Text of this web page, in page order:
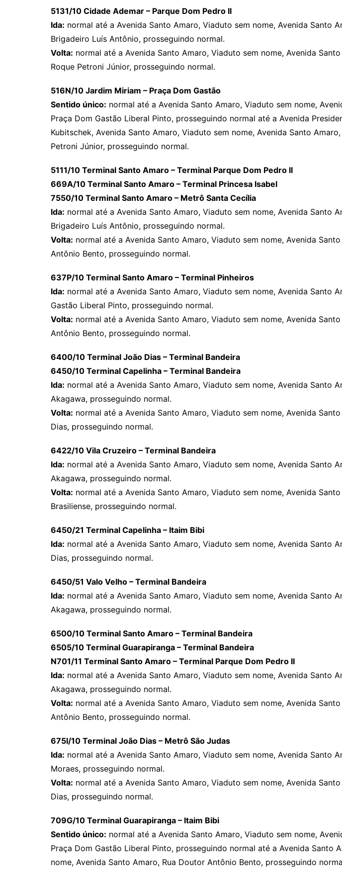
5131/10 Cidade Ademar – Parque Dom Pedro II
Ida: normal até a Avenida Santo Amaro, Viaduto sem nome, Avenida Santo
Brigadeiro Luís Antônio, prosseguindo normal.
Volta: normal até a Avenida Santo Amaro, Viaduto sem nome, Avenida
Roque Petroni Júnior, prosseguindo normal.
516N/10 Jardim Miriam – Praça Dom Gastão
Sentido único: normal até a Avenida Santo Amaro, Viaduto sem nome,
Praça Dom Gastão Liberal Pinto, prosseguindo normal até a Avenida
Kubitschek, Avenida Santo Amaro, Viaduto sem nome, Avenida Santo
Petroni Júnior, prosseguindo normal.
5111/10 Terminal Santo Amaro – Terminal Parque Dom Pedro II
669A/10 Terminal Santo Amaro – Terminal Princesa Isabel
7550/10 Terminal Santo Amaro – Metrô Santa Cecília
Ida: normal até a Avenida Santo Amaro, Viaduto sem nome, Avenida Santo
Brigadeiro Luís Antônio, prosseguindo normal.
Volta: normal até a Avenida Santo Amaro, Viaduto sem nome, Avenida
Antônio Bento, prosseguindo normal.
637P/10 Terminal Santo Amaro – Terminal Pinheiros
Ida: normal até a Avenida Santo Amaro, Viaduto sem nome, Avenida Santo
Gastão Liberal Pinto, prosseguindo normal.
Volta: normal até a Avenida Santo Amaro, Viaduto sem nome, Avenida
Antônio Bento, prosseguindo normal.
6400/10 Terminal João Dias – Terminal Bandeira
6450/10 Terminal Capelinha – Terminal Bandeira
Ida: normal até a Avenida Santo Amaro, Viaduto sem nome, Avenida Santo
Akagawa, prosseguindo normal.
Volta: normal até a Avenida Santo Amaro, Viaduto sem nome, Avenida
Dias, prosseguindo normal.
6422/10 Vila Cruzeiro – Terminal Bandeira
Ida: normal até a Avenida Santo Amaro, Viaduto sem nome, Avenida Santo
Akagawa, prosseguindo normal.
Volta: normal até a Avenida Santo Amaro, Viaduto sem nome, Avenida
Brasiliense, prosseguindo normal.
6450/21 Terminal Capelinha – Itaim Bibi
Ida: normal até a Avenida Santo Amaro, Viaduto sem nome, Avenida Santo
Dias, prosseguindo normal.
6450/51 Valo Velho – Terminal Bandeira
Ida: normal até a Avenida Santo Amaro, Viaduto sem nome, Avenida Santo
Akagawa, prosseguindo normal.
6500/10 Terminal Santo Amaro – Terminal Bandeira
6505/10 Terminal Guarapiranga – Terminal Bandeira
N701/11 Terminal Santo Amaro – Terminal Parque Dom Pedro II
Ida: normal até a Avenida Santo Amaro, Viaduto sem nome, Avenida Santo
Akagawa, prosseguindo normal.
Volta: normal até a Avenida Santo Amaro, Viaduto sem nome, Avenida
Antônio Bento, prosseguindo normal.
675I/10 Terminal João Dias – Metrô São Judas
Ida: normal até a Avenida Santo Amaro, Viaduto sem nome, Avenida Santo
Moraes, prosseguindo normal.
Volta: normal até a Avenida Santo Amaro, Viaduto sem nome, Avenida
Dias, prosseguindo normal.
709G/10 Terminal Guarapiranga – Itaim Bibi
Sentido único: normal até a Avenida Santo Amaro, Viaduto sem nome,
Praça Dom Gastão Liberal Pinto, prosseguindo normal até a Avenida Santo
nome, Avenida Santo Amaro, Rua Doutor Antônio Bento, prosseguindo